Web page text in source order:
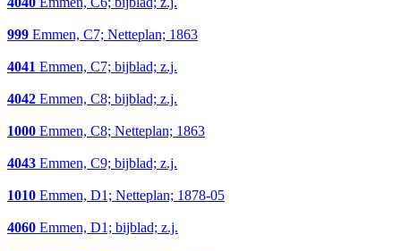
999 Emmen, C7; Netteplan; 1863
4041 Emmen, C7; bijblad; z.j.
4042 Emmen, C8; bijblad; z.j.
1000 Emmen, C8; Netteplan; 1863
4043 Emmen, C9; bijblad; z.j.
1010 Emmen, D1; Netteplan; 1878-05
4060 Emmen, D1; bijblad; z.j.